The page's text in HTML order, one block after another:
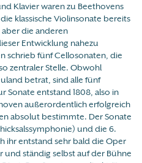
Klavier waren zu Beethovens
klassische Violinsonate bereits
die anderen
Entwicklung nahezu
schrieb fünf Cellosonaten, die
zentraler Stelle. Obwohl
betrat, sind alle fünf
Sonate entstand 1808, also in
außerordentlich erfolgreich
absolut bestimmte. Der Sonate
und die 6.
ihr entstand sehr bald die Oper
und ständig selbst auf der Bühne